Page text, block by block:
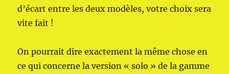
d’écart entre les deux modèles, votre choix sera
vite fait !
On pourrait dire exactement la même chose en
ce qui concerne la version « solo » de la gamme